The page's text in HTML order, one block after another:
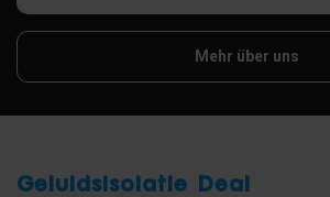
Mehr über uns
Geluidsisolatie Deal